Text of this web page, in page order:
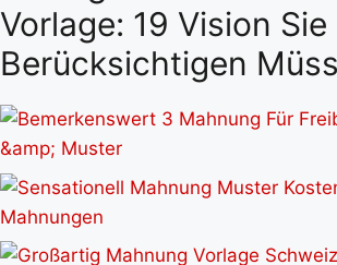
Vorlage: 19 Vision Sie
Berücksichtigen